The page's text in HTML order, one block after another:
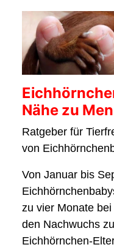
Nähe zu
Ratgeber für
von
Von Januar bis
zu vier Monate
den Nachwuchs
Eichhörnchen-